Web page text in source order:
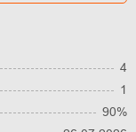
4
1
90%